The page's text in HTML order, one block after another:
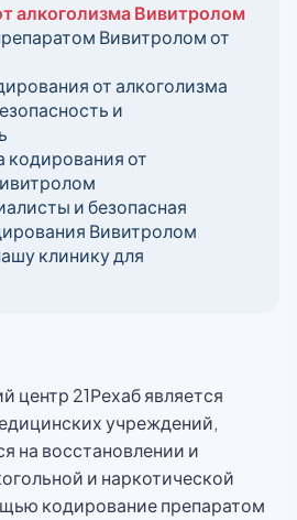
алкоголизма Вивитролом
Вивитролом от
от алкоголизма
и
от
и безопасная
Вивитролом
клинику для
центр 21Рехаб является
учреждений,
на восстановлении и
и наркотической
кодирование препаратом